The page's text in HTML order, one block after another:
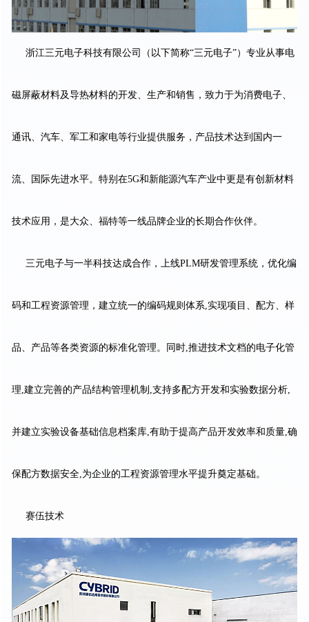
浙江三元电子科技有限公司（以下简称“三元电子”）专业从事电
磁屏蔽材料及导热材料的开发、生产和销售，致力于为消费电子、
通讯、汽车、军工和家电等行业提供服务，产品技术达到国内一
流、国际先进水平。特别在5G和新能源汽车产业中更是有创新材料
技术应用，是大众、福特等一线品牌企业的长期合作伙伴。
三元电子与一半科技达成合作，上线PLM研发管理系统，优化编
码和工程资源管理，建立统一的编码规则体系,实现项目、配方、样
品、产品等各类资源的标准化管理。同时,推进技术文档的电子化管
理,建立完善的产品结构管理机制,支持多配方开发和实验数据分析,
并建立实验设备基础信息档案库,有助于提高产品开发效率和质量,确
保配方数据安全,为企业的工程资源管理水平提升奠定基础。
赛伍技术